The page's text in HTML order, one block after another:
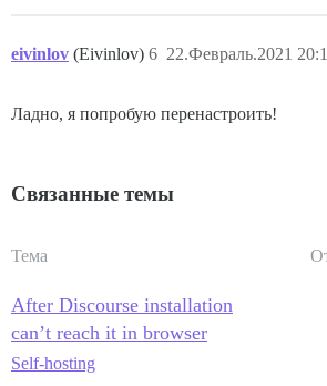
eivinlov (Eivinlov) 22.Февраль.2021
6
Ладно, я попробую перенастроить!
Связанные темы
Тема
After Discourse installation
can’t reach it in browser
Self-hosting